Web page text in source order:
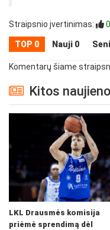
Straipsnio įvertinimas: 0
TOP 0 Nauji 0
Komentarų šiame
Kitos
LKL Drausmės komisija
priėmė sprendimą dėl